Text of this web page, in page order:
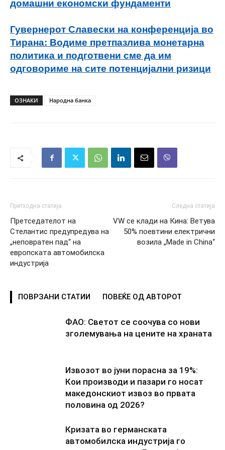
домашни економски фундаменти
Гувернерот Славески на конференција во
Тирана: Водиме претпазлива монетарна
политика и подготвени сме да им
одговориме на сите потенцијални ризици
ОЗНАКИ Народна банка
Претходна статија
Претседателот на
Стелантис предупредува на
„неповратен пад“ на
европската автомобилска
индустрија
Следна статија
VW се клади на Кина: Ветува
50% поевтини електрични
возила „Made in China“
ПОВРЗАНИ СТАТИИ ПОВЕЌЕ ОД АВТОРОТ
ФАО: Светот се соочува со нови
зголемувања на цените на храната
Извозот во јуни порасна за 19%:
Кои производи и пазари го носат
македонскиот извоз во првата
половина од 2026?
Кризата во германската
автомобилска индустрија го